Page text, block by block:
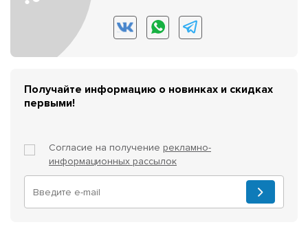
Получайте информацию о новинках и скидках
первыми!
Согласие на получение рекламно-
информационных рассылок